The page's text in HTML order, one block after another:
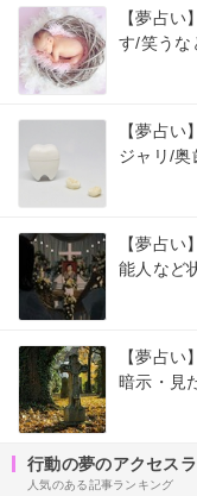
【夢占
す/笑うな
【夢占
ジャリ/奥
【夢占
能人など
【夢占
暗示・見
行動の夢のアクセス
人気のある記事ランキング